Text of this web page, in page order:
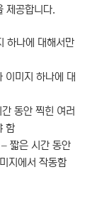
제공합니다.
나에 대해서만
미지 하나에 대
동안 찍힌 여러
함
은 시간 동안
지에서 작동함